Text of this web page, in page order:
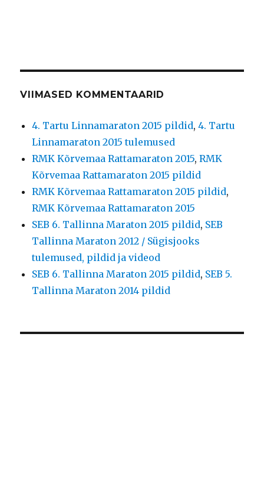
VIIMASED KOMMENTAARID
4. Tartu Linnamaraton 2015 pildid,4. Tartu
Linnamaraton 2015 tulemused
RMK Kõrvemaa Rattamaraton 2015,RMK
Kõrvemaa Rattamaraton 2015 pildid
RMK Kõrvemaa Rattamaraton 2015 pildid,
RMK Kõrvemaa Rattamaraton 2015
SEB 6. Tallinna Maraton 2015 pildid, SEB
Tallinna Maraton 2012 / Sügisjooks
tulemused, pildid ja videod
SEB 6. Tallinna Maraton 2015 pildid, SEB 5.
Tallinna Maraton 2014 pildid